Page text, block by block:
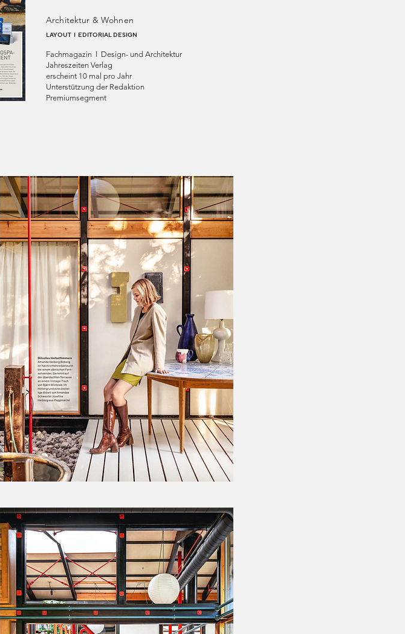
Architektur & Wohnen
LAYOUT I EDITORIAL DESIGN
Fachmagazin I Design- und Architektur
Jahreszeiten Verlag
erscheint 10 mal pro Jahr
Unterstützung der Redaktion
Premiumsegment